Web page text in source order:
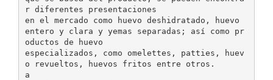
r diferentes presentaciones
en el mercado como huevo deshidratado, huevo
entero y clara y yemas separadas; así como pr
oductos de huevo
especializados, como omelettes, patties, huev
o revueltos, huevos fritos entre otros.
a